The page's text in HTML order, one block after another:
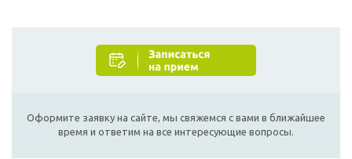
Оформите заявку на сайте, мы свяжемся с вами в ближайшее
время и ответим на все интересующие вопросы.